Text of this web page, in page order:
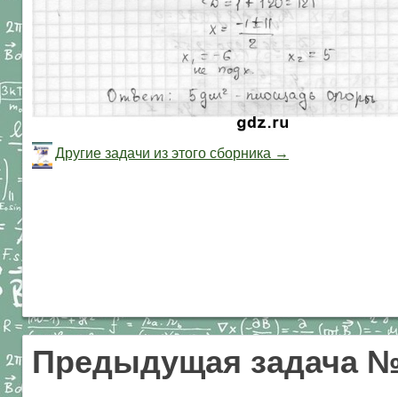
Другие задачи из этого сборника →
Предыдущая задача